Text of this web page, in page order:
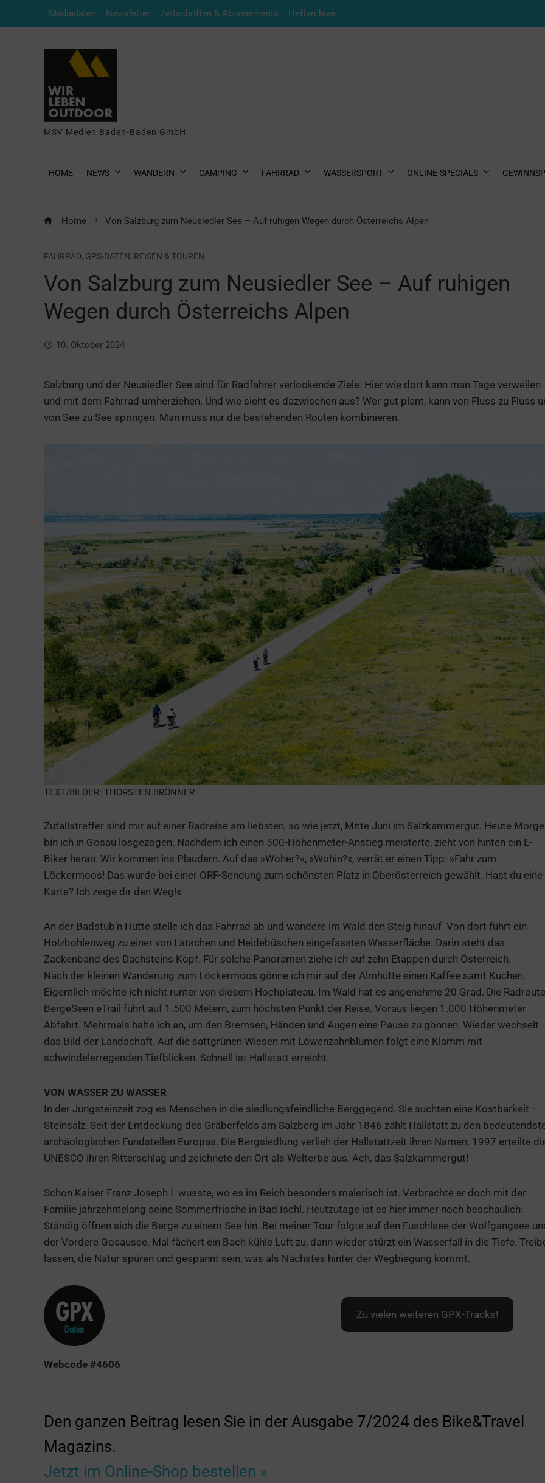
Mediadaten Newsletter Zeitschriften & Abonnements Heftarchive
MSV Medien Baden-Baden GmbH
HOME NEWS WANDERN CAMPING FAHRRAD WASSERSPORT ONLINE-SPECIALS
Home Von Salzburg zum Neusiedler See – Auf ruhigen Wegen durch Österreichs Alpen
FAHRRAD, GPS-DATEN, REISEN & TOUREN
Von Salzburg zum Neusiedler See – Auf ruhigen
Wegen durch Österreichs Alpen
10. Oktober 2024
Salzburg und der Neusiedler See sind für Radfahrer verlockende Ziele. Hier wie dort kann man Tage verweilen
und mit dem Fahrrad umherziehen. Und wie sieht es dazwischen aus? Wer gut plant, kann von Fluss zu Fluss
von See zu See springen. Man muss nur die bestehenden Routen kombinieren.
TEXT/BILDER: THORSTEN BRÖNNER
Zufallstreffer sind mir auf einer Radreise am liebsten, so wie jetzt, Mitte Juni im Salzkammergut. Heute
bin ich in Gosau losgezogen. Nachdem ich einen 500-Höhenmeter-Anstieg meisterte, zieht von hinten ein E-
Biker heran. Wir kommen ins Plaudern. Auf das »Woher?«, »Wohin?«, verrät er einen Tipp: »Fahr zum
Löckermoos! Das wurde bei einer ORF-Sendung zum schönsten Platz in Oberösterreich gewählt. Hast du eine
Karte? Ich zeige dir den Weg!«
An der Badstub’n Hütte stelle ich das Fahrrad ab und wandere im Wald den Steig hinauf. Von dort führt ein
Holzbohlenweg zu einer von Latschen und Heidebüschen eingefassten Wasserfläche. Darin steht das
Zackenband des Dachsteins Kopf. Für solche Panoramen ziehe ich auf zehn Etappen durch Österreich.
Nach der kleinen Wanderung zum Löckermoos gönne ich mir auf der Almhütte einen Kaffee samt Kuchen.
Eigentlich möchte ich nicht runter von diesem Hochplateau. Im Wald hat es angenehme 20 Grad. Die Radroute
BergeSeen eTrail führt auf 1.500 Metern, zum höchsten Punkt der Reise. Voraus liegen 1.000 Höhenmeter
Abfahrt. Mehrmals halte ich an, um den Bremsen, Händen und Augen eine Pause zu gönnen. Wieder wechselt
das Bild der Landschaft. Auf die sattgrünen Wiesen mit Löwenzahnblumen folgt eine Klamm mit
schwindelerregenden Tiefblicken. Schnell ist Hallstatt erreicht.
VON WASSER ZU WASSER
In der Jungsteinzeit zog es Menschen in die siedlungsfeindliche Berggegend. Sie suchten eine Kostbarkeit –
Steinsalz. Seit der Entdeckung des Gräberfelds am Salzberg im Jahr 1846 zählt Hallstatt zu den
archäologischen Fundstellen Europas. Die Bergsiedlung verlieh der Hallstattzeit ihren Namen. 1997 erteilte
UNESCO ihren Ritterschlag und zeichnete den Ort als Welterbe aus. Ach, das Salzkammergut!
Schon Kaiser Franz Joseph I. wusste, wo es im Reich besonders malerisch ist. Verbrachte er doch mit der
Familie jahrzehntelang seine Sommerfrische in Bad Ischl. Heutzutage ist es hier immer noch beschaulich:
Ständig öffnen sich die Berge zu einem See hin. Bei meiner Tour folgte auf den Fuschlsee der Wolfgangsee
der Vordere Gosausee. Mal fächert ein Bach kühle Luft zu, dann wieder stürzt ein Wasserfall in die Tiefe.
lassen, die Natur spüren und gespannt sein, was als Nächstes hinter der Wegbiegung kommt.
Webcode #4606
Zu vielen weiteren GPX-Tracks!
Den ganzen Beitrag lesen Sie in der Ausgabe 7/2024 des Bike&Travel
Magazins.
Jetzt im Online-Shop bestellen »